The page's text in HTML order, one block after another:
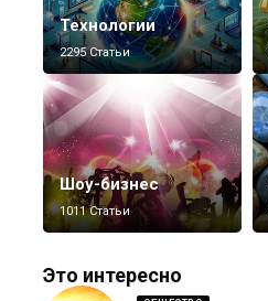
Технологии
2295 Статьи
Шоу-бизнес
1011 Статьи
Это интересно